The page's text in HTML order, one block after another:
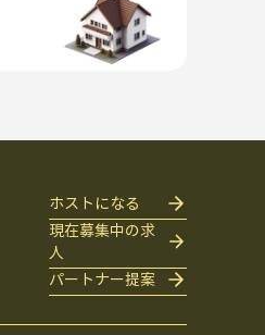
ホストになる
現在募集中の求
人
パートナー提案